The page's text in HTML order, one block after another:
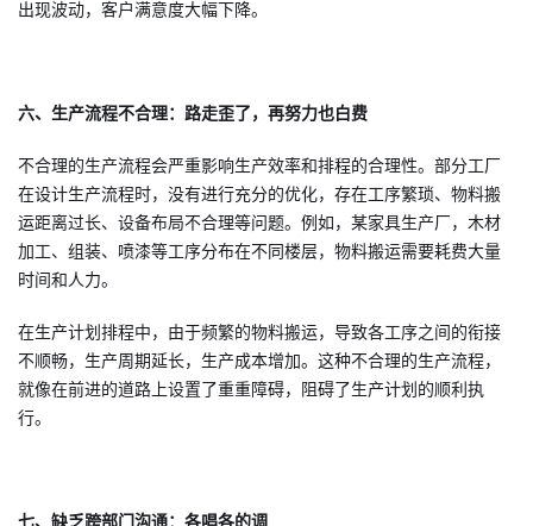
出现波动，客户满意度大幅下降。
六、生产流程不合理：路走歪了，再努力也白费
不合理的生产流程会严重影响生产效率和排程的合理性。部分工厂
在设计生产流程时，没有进行充分的优化，存在工序繁琐、物料搬
运距离过长、设备布局不合理等问题。例如，某家具生产厂，木材
加工、组装、喷漆等工序分布在不同楼层，物料搬运需要耗费大量
时间和人力。
在生产计划排程中，由于频繁的物料搬运，导致各工序之间的衔接
不顺畅，生产周期延长，生产成本增加。这种不合理的生产流程，
就像在前进的道路上设置了重重障碍，阻碍了生产计划的顺利执
行。
七、缺乏跨部门沟通：各唱各的调